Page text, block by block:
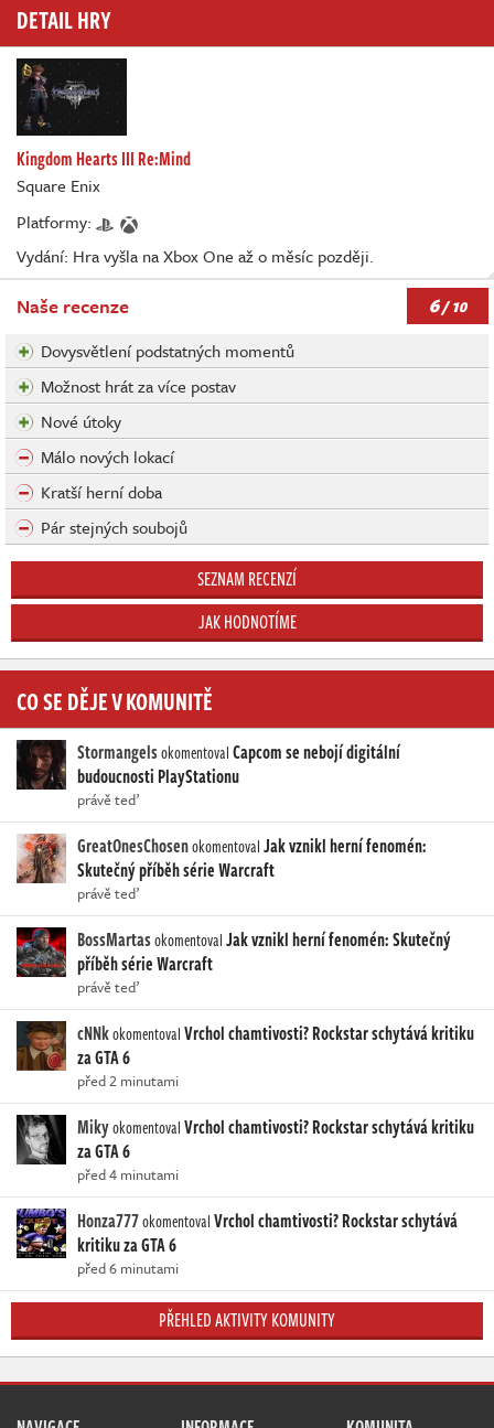
DETAIL HRY
Kingdom Hearts III Re:Mind
Square Enix
Platformy:
Vydání: Hra vyšla na Xbox One až o měsíc později.
Naše recenze 6/ 10
Dovysvětlení podstatných momentů
Možnost hrát za více postav
Nové útoky
Málo nových lokací
Kratší herní doba
Pár stejných soubojů
SEZNAM RECENZÍ
JAK HODNOTÍME
CO SE DĚJE V KOMUNITĚ
StormangelsokomentovalCapcom se nebojí digitální
budoucnosti PlayStationu
právě teď
GreatOnesChosenokomentovalJak vznikl herní fenomén:
Skutečný příběh série Warcraft
právě teď
BossMartasokomentovalJak vznikl herní fenomén: Skutečný
příběh série Warcraft
právě teď
cNNkokomentovalVrchol chamtivosti? Rockstar schytává kritiku
za GTA 6
před 2 minutami
MikyokomentovalVrchol chamtivosti? Rockstar schytává kritiku
za GTA 6
před 4 minutami
Honza777okomentovalVrchol chamtivosti? Rockstar schytává
kritiku za GTA 6
před 6 minutami
PŘEHLED AKTIVITY KOMUNITY